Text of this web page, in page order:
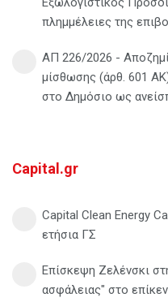
πλημμέλειες της
ΑΠ 226/2026 -
μίσθωσης (άρθ. 601
στο Δημόσιο ως
Capital.gr
Capital Clean Energy
ετήσια ΓΣ
Επίσκεψη Ζελένσκι
ασφάλειας" στο